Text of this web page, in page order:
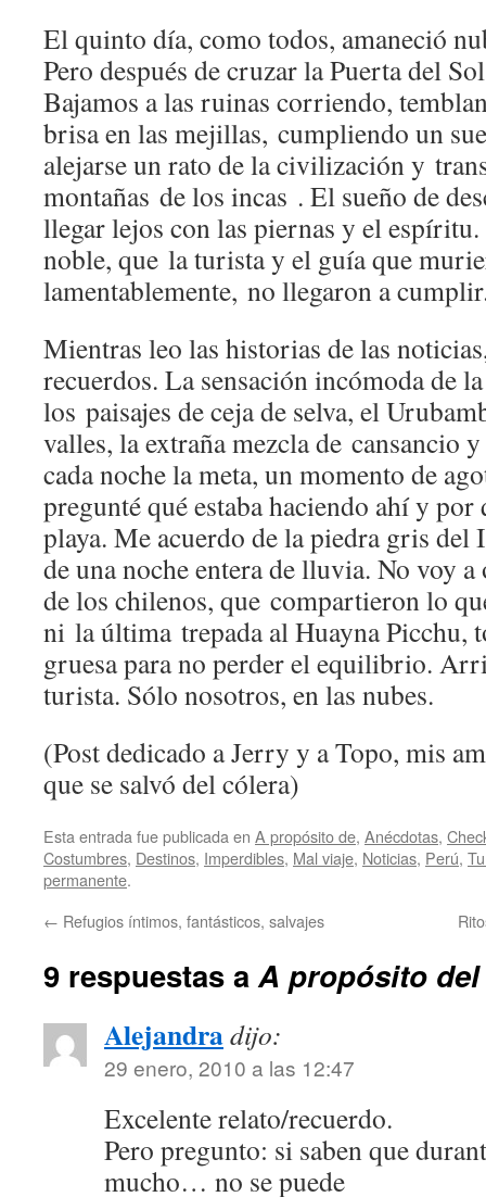
El quinto día, como todos, amaneció
Pero después de cruzar la Puerta del
Bajamos a las ruinas corriendo,
brisa en las mejillas, cumpliendo un
alejarse un rato de la civilización y
montañas de los incas . El sueño de
llegar lejos con las piernas y el
noble, que la turista y el guía que
lamentablemente, no llegaron a
Mientras leo las historias de las
recuerdos. La sensación incómoda de
los paisajes de ceja de selva, el
valles, la extraña mezcla de cansancio
cada noche la meta, un momento de
pregunté qué estaba haciendo ahí y
playa. Me acuerdo de la piedra gris del
de una noche entera de lluvia. No voy
de los chilenos, que compartieron lo
ni la última trepada al Huayna Picchu,
gruesa para no perder el equilibrio.
turista. Sólo nosotros, en las nubes.
(Post dedicado a Jerry y a Topo, mis
que se salvó del cólera)
Esta entrada fue publicada en A propósito de, Anécdotas,
Costumbres, Destinos, Imperdibles, Mal viaje, Noticias, Perú,
permanente.
← Refugios íntimos, fantásticos, salvajes
9 respuestas aA propósito
Alejandradijo:
29 enero, 2010 a las 12:47
Excelente relato/recuerdo.
Pero pregunto: si saben que
mucho… no se puede